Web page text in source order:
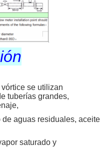
se utilizan
tuberías grandes,
aguas residuales, aceite
saturado y